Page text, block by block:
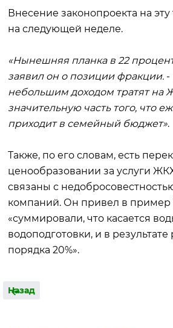
Внесение законопроекта на
на следующей неделе.
«Нынешняя планка в 22
заявил он о позиции фракции. -
небольшим доходом тратят на
значительную часть того, что
приходит в семейный бюджет».
Также, по его словам, есть
ценообразовании за услуги
связаны с
компаний. Он привел в пример
«суммировали, что касается
водоподготовки, и в результате
порядка 20%».
Назад